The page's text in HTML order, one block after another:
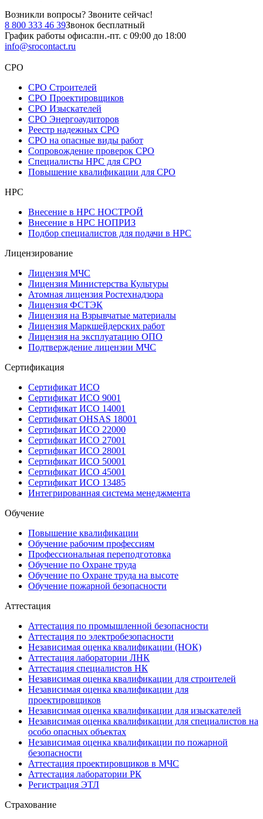
Возникли вопросы? Звоните сейчас!
8 800 333 46 39Звонок бесплатный
График работы офиса:пн.-пт. с 09:00 до 18:00
info@srocontact.ru
СРО
СРО Строителей
СРО Проектировщиков
СРО Изыскателей
СРО Энергоаудиторов
Реестр надежных СРО
СРО на опасные виды работ
Сопровождение проверок СРО
Специалисты НРС для СРО
Повышение квалификации для СРО
НРС
Внесение в НРС НОСТРОЙ
Внесение в НРС НОПРИЗ
Подбор специалистов для подачи в НРС
Лицензирование
Лицензия МЧС
Лицензия Министерства Культуры
Атомная лицензия Ростехнадзора
Лицензия ФСТЭК
Лицензия на Взрывчатые материалы
Лицензия Маркшейдерских работ
Лицензия на эксплуатацию ОПО
Подтверждение лицензии МЧС
Сертификация
Сертификат ИСО
Сертификат ИСО 9001
Сертификат ИСО 14001
Сертификат OHSAS 18001
Сертификат ИСО 22000
Сертификат ИСО 27001
Сертификат ИСО 28001
Сертификат ИСО 50001
Сертификат ИСО 45001
Сертификат ИСО 13485
Интегрированная система менеджмента
Обучение
Повышение квалификации
Обучение рабочим профессиям
Профессиональная переподготовка
Обучение по Охране труда
Обучение по Охране труда на высоте
Обучение пожарной безопасности
Аттестация
Аттестация по промышленной безопасности
Аттестация по электробезопасности
Независимая оценка квалификации (НОК)
Аттестация лаборатории ЛНК
Аттестация специалистов НК
Независимая оценка квалификации для строителей
Независимая оценка квалификации для
проектировщиков
Независимая оценка квалификации для изыскателей
Независимая оценка квалификации для специалистов на
особо опасных объектах
Независимая оценка квалификации по пожарной
безопасности
Аттестация проектировщиков в МЧС
Аттестация лаборатории РК
Регистрация ЭТЛ
Страхование